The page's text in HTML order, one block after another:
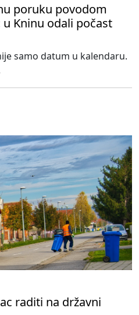
poruku povodom
Kninu odali počast
samo datum u kalendaru.
raditi na državni